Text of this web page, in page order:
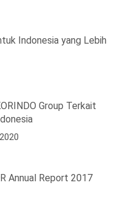
Indonesia yang Lebih
Group Terkait
Annual Report 2017